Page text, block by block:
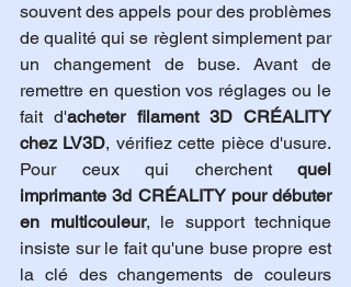
souvent des appels pour des problèmes
de qualité qui se règlent simplement par
un changement de buse. Avant de
remettre en question vos réglages ou le
fait d'acheter filament 3D CRÉALITY
chez LV3D, vérifiez cette pièce d'usure.
Pour ceux qui cherchent quel
imprimante 3d CRÉALITY pour débuter
en multicouleur, le support technique
insiste sur le fait qu'une buse propre est
la clé des changements de couleurs